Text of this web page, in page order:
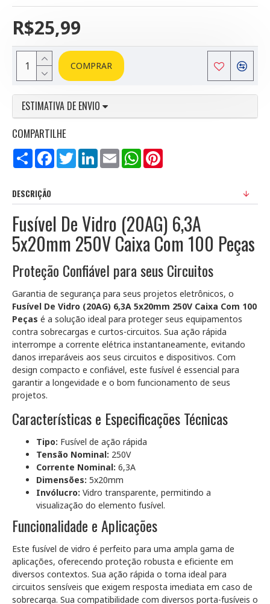
R$25,99
COMPRAR
ESTIMATIVA DE ENVIO
COMPARTILHE
Compartilhar
FacebookTwitterLinkedInEmail WhatsApp
DESCRIÇÃO
Fusível De Vidro (20AG) 6,3A
5x20mm 250V Caixa Com 100 Peças
Proteção Confiável para seus Circuitos
Garantia de segurança para seus projetos eletrônicos, o
Fusível De Vidro (20AG) 6,3A 5x20mm 250V Caixa Com 100
Peças é a solução ideal para proteger seus equipamentos
contra sobrecargas e curtos-circuitos. Sua ação rápida
interrompe a corrente elétrica instantaneamente, evitando
danos irreparáveis aos seus circuitos e dispositivos. Com
design compacto e confiável, este fusível é essencial para
garantir a longevidade e o bom funcionamento de seus
projetos.
Características e Especificações Técnicas
Tipo: Fusível de ação rápida
Tensão Nominal: 250V
Corrente Nominal: 6,3A
Dimensões: 5x20mm
Invólucro: Vidro transparente, permitindo a
visualização do elemento fusível.
Funcionalidade e Aplicações
Este fusível de vidro é perfeito para uma ampla gama de
aplicações, oferecendo proteção robusta e eficiente em
diversos contextos. Sua ação rápida o torna ideal para
circuitos sensíveis que exigem resposta imediata em caso de
sobrecarga. Sua compatibilidade com diversos porta-fusíveis o